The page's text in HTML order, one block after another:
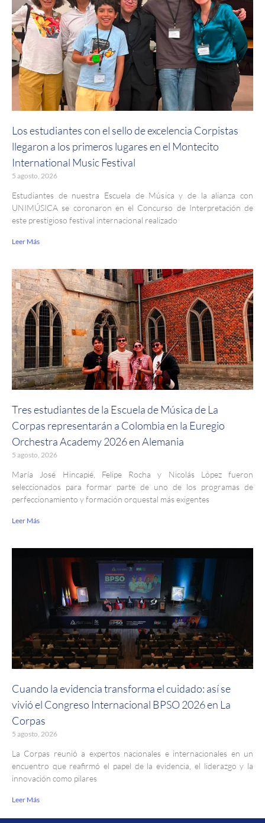
Los estudiantes con el sello de excelencia Corpistas
llegaron a los primeros lugares en el Montecito
International Music Festival
5 agosto, 2026
Estudiantes de nuestra Escuela de Música y de la alianza con
UNIMÚSICA se coronaron en el Concurso de Interpretación de
este prestigioso festival internacional realizado
Leer Más
Tres estudiantes de la Escuela de Música de La
Corpas representarán a Colombia en la Euregio
Orchestra Academy 2026 en Alemania
5 agosto, 2026
María José Hincapié, Felipe Rocha y Nicolás López fueron
seleccionados para formar parte de uno de los programas de
perfeccionamiento y formación orquestal más exigentes
Leer Más
Cuando la evidencia transforma el cuidado: así se
vivió el Congreso Internacional BPSO 2026 en La
Corpas
5 agosto, 2026
La Corpas reunió a expertos nacionales e internacionales en un
encuentro que reafirmó el papel de la evidencia, el liderazgo y la
innovación como pilares
Leer Más